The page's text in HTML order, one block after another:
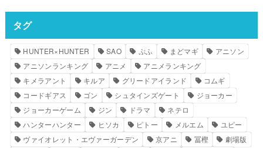
タグ
HUNTER×HUNTER SAO ぷふ まどマギ
アニソン
アニソンランキング
アニメ
アニメランキング
キメラアント
キルア グリードアイランド
コムギ
コードギアス
ゴン シュタインズゲート
ジョーカー
ジョーカーゲーム
ジン ドラマ
ネテロ
ハンターハンター
ヒソカ ピトー メルエム
ユピー
ヴァイオレット・エヴァーガーデン
京アニ 冨樫
劇場版